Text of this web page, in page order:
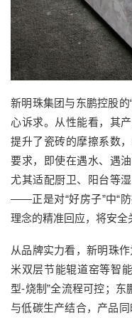
新明珠集团与东鹏控股的
心诉求。从性能看，其
提升了瓷砖的摩擦系数
要求，即使在遇水、遇
尤其适配厨卫、阳台等
——正是对“好房子”中“防
理念的精准回应，将安全
从品牌实力看，新明珠
米双层节能辊道窑等智
型-烧制”全流程可控；东
与低碳生产结合，产品同